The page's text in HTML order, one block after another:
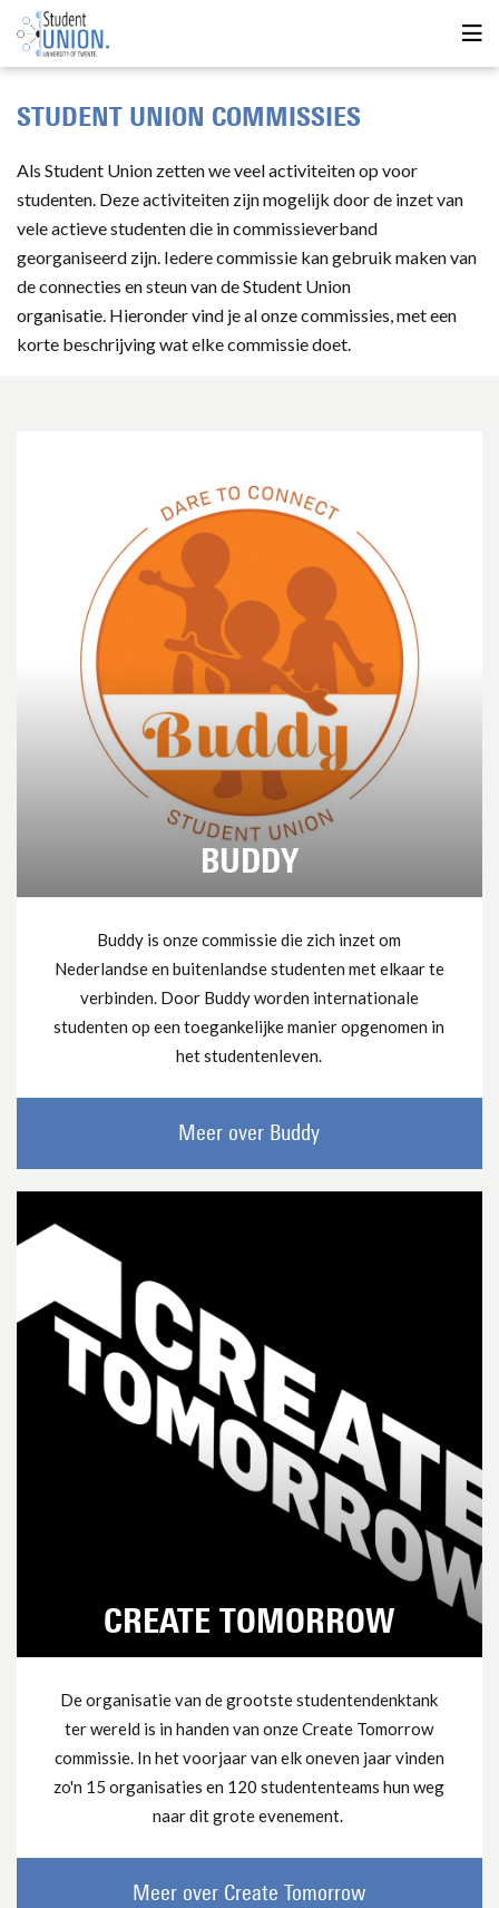
STUDENT UNION COMMISSIES
Als Student Union zetten we veel activiteiten op voor
studenten. Deze activiteiten zijn mogelijk door de inzet van
vele actieve studenten die in commissieverband
georganiseerd zijn. Iedere commissie kan gebruik maken van
de connecties en steun van de Student Union
organisatie. Hieronder vind je al onze commissies, met een
korte beschrijving wat elke commissie doet.
BUDDY
Buddy is onze commissie die zich inzet om
Nederlandse en buitenlandse studenten met elkaar te
verbinden. Door Buddy worden internationale
studenten op een toegankelijke manier opgenomen in
het studentenleven.
Meer over Buddy
CREATE TOMORROW
De organisatie van de grootste studentendenktank
ter wereld is in handen van onze Create Tomorrow
commissie. In het voorjaar van elk oneven jaar vinden
zo'n 15 organisaties en 120 studententeams hun weg
naar dit grote evenement.
Meer over Create Tomorrow